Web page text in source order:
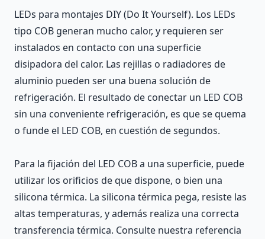
LEDs para montajes DIY (Do It Yourself). Los LEDs
tipo COB generan mucho calor, y requieren ser
instalados en contacto con una superficie
disipadora del calor. Las rejillas o radiadores de
aluminio pueden ser una buena solución de
refrigeración. El resultado de conectar un LED COB
sin una conveniente refrigeración, es que se quema
o funde el LED COB, en cuestión de segundos.
Para la fijación del LED COB a una superficie, puede
utilizar los orificios de que dispone, o bien una
silicona térmica. La silicona térmica pega, resiste las
altas temperaturas, y además realiza una correcta
transferencia térmica. Consulte nuestra referencia